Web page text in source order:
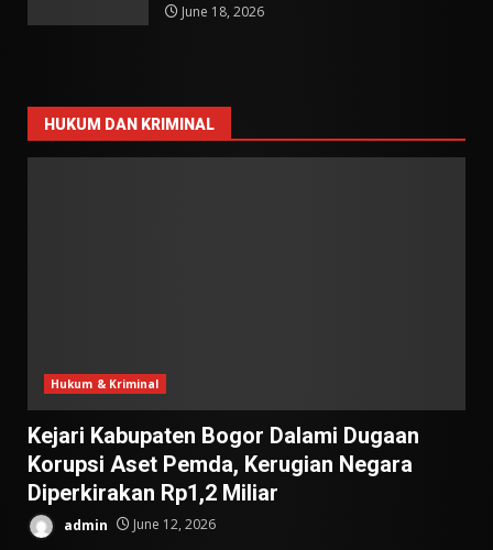
June 18, 2026
HUKUM DAN KRIMINAL
Hukum & Kriminal
Kejari Kabupaten Bogor Dalami Dugaan
Korupsi Aset Pemda, Kerugian Negara
Diperkirakan Rp1,2 Miliar
admin June 12, 2026